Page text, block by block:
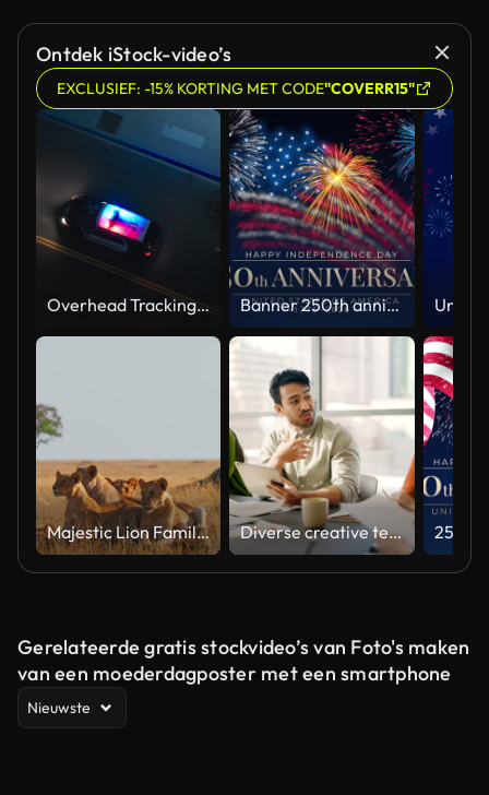
Ontdek iStock-video’s
EXCLUSIEF: -15% KORTING MET CODE"COVERR15"
Overhead Tracking Drone Shot of a Police Car Driving on a City Street with Lights On at Night Banner 250th anniversary of the USA. 250 years of independence. 4th of july 2026 usa independence day, video greeting card. US flag fireworks on blue sky background. Fourth of july. 4k seamless loop
Majestic Lion Family Relaxing in Natural Habitat Under Soft Light Diverse creative team collaborating on a marketing strategy in an office meeting
Gerelateerde gratis stockvideo’s van Foto's maken
van een moederdagposter met een smartphone
Nieuwste